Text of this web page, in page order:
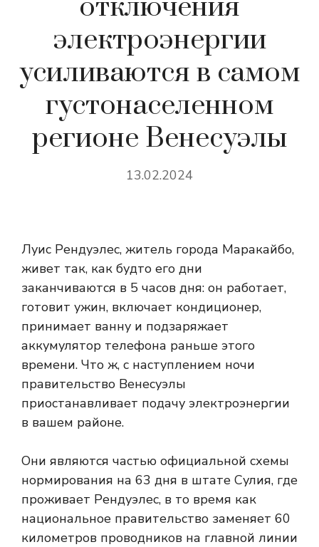
отключения
электроэнергии
усиливаются в самом
густонаселенном
регионе Венесуэлы
13.02.2024
Луис Рендуэлес, житель города Маракайбо,
живет так, как будто его дни
заканчиваются в 5 часов дня: он работает,
готовит ужин, включает кондиционер,
принимает ванну и подзаряжает
аккумулятор телефона раньше этого
времени. Что ж, с наступлением ночи
правительство Венесуэлы
приостанавливает подачу электроэнергии
в вашем районе.
Они являются частью официальной схемы
нормирования на 63 дня в штате Сулия, где
проживает Рендуэлес, в то время как
национальное правительство заменяет 60
километров проводников на главной линии